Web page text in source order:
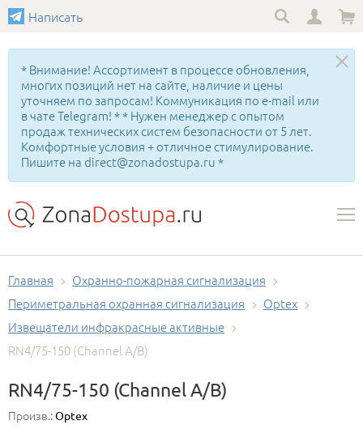
Написать
* Внимание! Ассортимент в процессе обновления,
многих позиций нет на сайте, наличие и цены
уточняем по запросам! Коммуникация по e-mail или
в чате Telegram! * * Нужен менеджер с опытом
продаж технических систем безопасности от 5 лет.
Комфортные условия + отличное стимулирование.
Пишите на direct@zonadostupa.ru *
Главная
Охранно-пожарная сигнализация
Периметральная охранная сигнализация
Optex
Извещатели инфракрасные активные
RN4/75-150 (Channel A/B)
RN4/75-150 (Channel A/B)
Произв.:Optex